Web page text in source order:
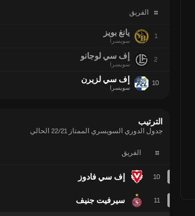
# الفريق
1 يانغ بويز
سويسرا
2 إف سي لوجانو
سويسرا
10 إف سي لزيرن
سويسرا
الترتيب
جدول الدوري السويسري الممتاز 22/21 الحالي
# الفريق
10 إف سي فادوز
11 سيرفيت جنيف